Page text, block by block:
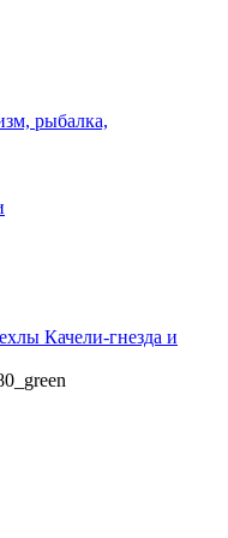
рыбалка,
Качели-гнезда и